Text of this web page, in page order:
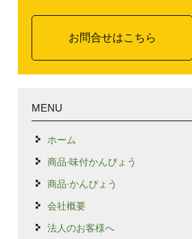
お問合せはこちら
MENU
ホーム
商品-味付かんぴょう
商品-かんぴょう
会社概要
法人のお客様へ